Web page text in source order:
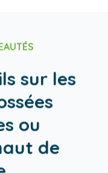
sur les
ou
de